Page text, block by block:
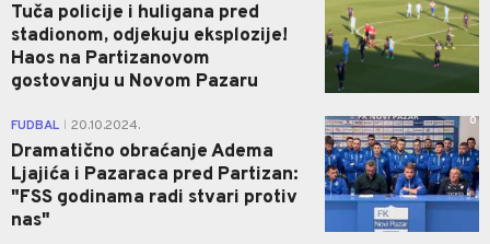
Tuča policije i huligana pred
stadionom, odjekuju eksplozije!
Haos na Partizanovom
gostovanju u Novom Pazaru
FUDBAL 20.10.2024.
Dramatično obraćanje Adema
Ljajića i Pazaraca pred Partizan:
"FSS godinama radi stvari protiv
nas"
0